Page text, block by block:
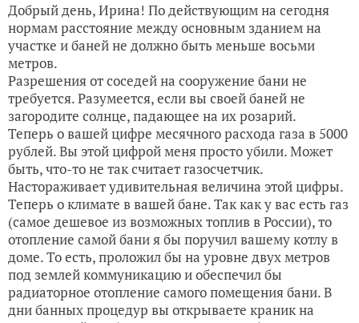
Добрый день, Ирина! По действующим на сегодня
нормам расстояние между основным зданием на
участке и баней не должно быть меньше восьми
метров.
Разрешения от соседей на сооружение бани не
требуется. Разумеется, если вы своей баней не
загородите солнце, падающее на их розарий.
Теперь о вашей цифре месячного расхода газа в 5000
рублей. Вы этой цифрой меня просто убили. Может
быть, что-то не так считает газосчетчик.
Настораживает удивительная величина этой цифры.
Теперь о климате в вашей бане. Так как у вас есть газ
(самое дешевое из возможных топлив в России), то
отопление самой бани я бы поручил вашему котлу в
доме. То есть, проложил бы на уровне двух метров
под землей коммуникацию и обеспечил бы
радиаторное отопление самого помещения бани. В
дни банных процедур вы открываете краник на